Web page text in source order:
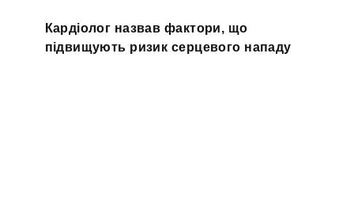
Кардіолог назвав фактори, що
підвищують ризик серцевого нападу